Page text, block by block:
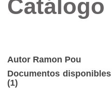
Catálogo
Autor Ramon Pou
Documentos
(1)